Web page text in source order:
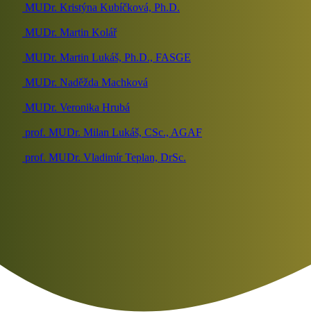
MUDr. Kristýna Kubíčková, Ph.D.
MUDr. Martin Kolář
MUDr. Martin Lukáš, Ph.D., FASGE
MUDr. Naděžda Machková
MUDr. Veronika Hrubá
prof. MUDr. Milan Lukáš, CSc., AGAF
prof. MUDr. Vladimír Teplan, DrSc.